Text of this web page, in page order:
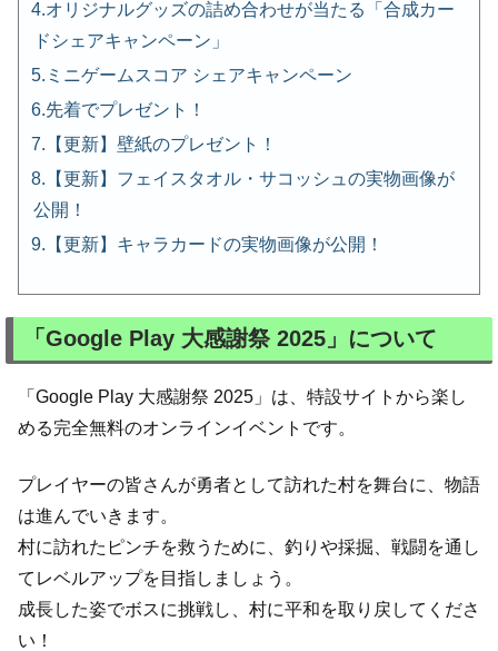
オリジナルグッズの詰め合わせが当たる「合成カー
ドシェアキャンペーン」
ミニゲームスコア シェアキャンペーン
先着でプレゼント！
【更新】壁紙のプレゼント！
【更新】フェイスタオル・サコッシュの実物画像が
公開！
【更新】キャラカードの実物画像が公開！
「Google Play 大感謝祭 2025」について
「Google Play 大感謝祭 2025」は、特設サイトから楽し
める完全無料のオンラインイベントです。
プレイヤーの皆さんが勇者として訪れた村を舞台に、物語
は進んでいきます。
村に訪れたピンチを救うために、釣りや採掘、戦闘を通し
てレベルアップを目指しましょう。
成長した姿でボスに挑戦し、村に平和を取り戻してくださ
い！